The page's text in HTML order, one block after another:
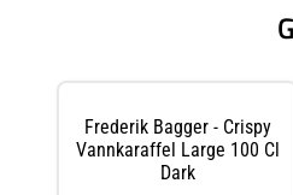
Frederik Bagger - Crispy
Vannkaraffel Large 100 Cl
Dark